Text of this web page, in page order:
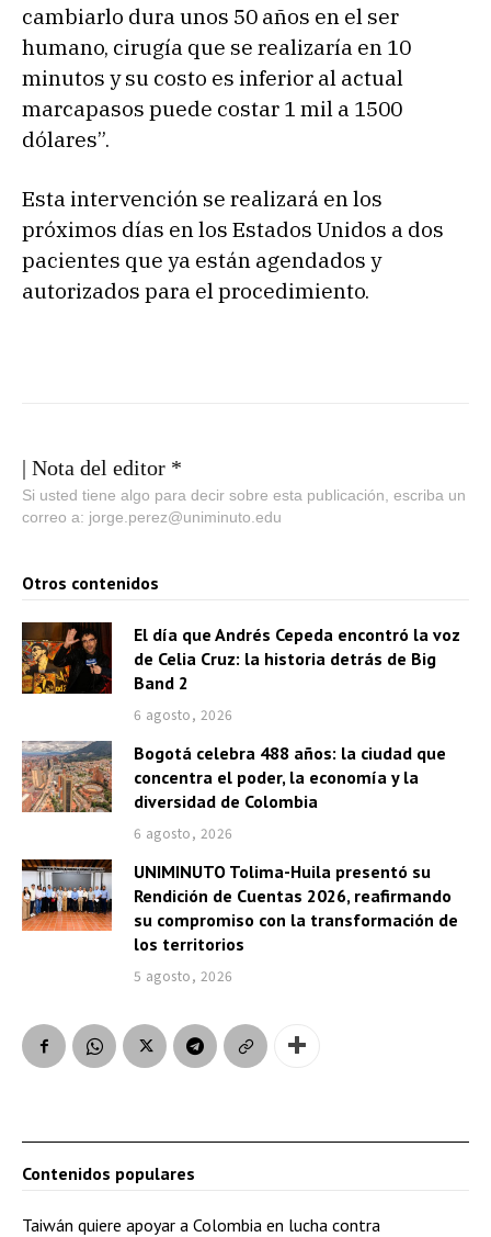
cambiarlo dura unos 50 años en el ser
humano, cirugía que se realizaría en 10
minutos y su costo es inferior al actual
marcapasos puede costar 1 mil a 1500
dólares”.
Esta intervención se realizará en los
próximos días en los Estados Unidos a dos
pacientes que ya están agendados y
autorizados para el procedimiento.
| Nota del editor *
Si usted tiene algo para decir sobre esta publicación, escriba un
correo a: jorge.perez@uniminuto.edu
Otros contenidos
El día que Andrés Cepeda encontró la voz
de Celia Cruz: la historia detrás de Big
Band 2
6 agosto, 2026
Bogotá celebra 488 años: la ciudad que
concentra el poder, la economía y la
diversidad de Colombia
6 agosto, 2026
UNIMINUTO Tolima-Huila presentó su
Rendición de Cuentas 2026, reafirmando
su compromiso con la transformación de
los territorios
5 agosto, 2026
Contenidos populares
Taiwán quiere apoyar a Colombia en lucha contra